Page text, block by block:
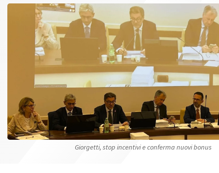
Giorgetti, stop incentivi e conferma nuovi bonus